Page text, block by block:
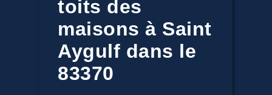
toits des
maisons à Saint
Aygulf dans le
83370